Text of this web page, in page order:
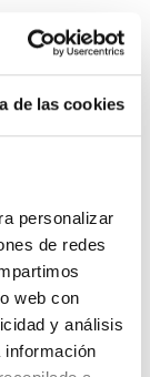
de las cookies
personalizar
de redes
web con
y análisis
información